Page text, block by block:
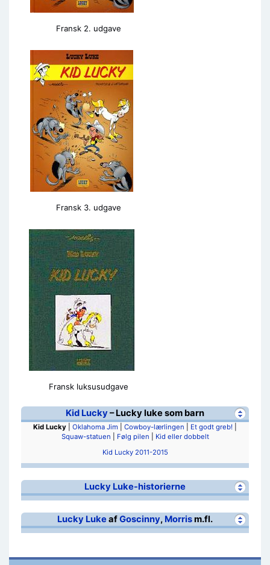
Fransk 2. udgave
Fransk 3. udgave
Fransk luksusudgave
Kid Lucky– Lucky luke som barn
Kid Lucky Oklahoma Jim Cowboy-lærlingen Et godt greb!
Squaw-statuen
Følg pilen
Kid eller dobbelt
Kid Lucky 2011-2015
Lucky Luke-historierne
Lucky Luke afGoscinny, Morrism.fl.